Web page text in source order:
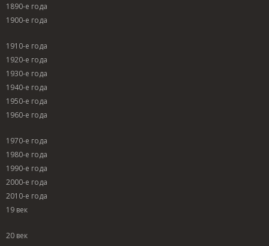
1890-е года
1900-е года
1910-е года
1920-е года
1930-е года
1940-е года
1950-е года
1960-е года
1970-е года
1980-е года
1990-е года
2000-е года
2010-е года
19 век
20 век